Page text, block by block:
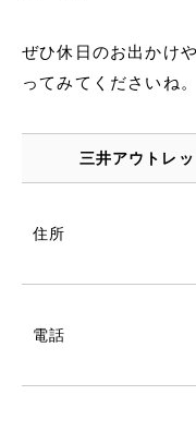
ぜひ休日のお出かけ
ってみてくださいね。
三井アウトレ
住所
電話